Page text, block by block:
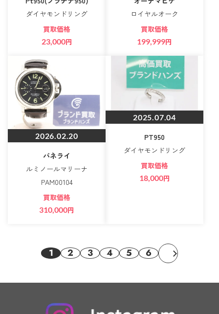
ダイヤモンドリング
買取価格
23,000円
ロイヤルオーク
買取価格
199,999円
2026.02.20
パネライ
ルミノールマリーナ
PAM00104
買取価格
310,000円
2025.07.04
PT950
ダイヤモンドリング
買取価格
18,000円
1 2 3 4 5 6